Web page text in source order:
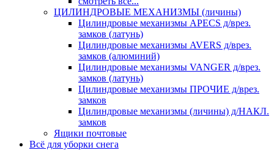
ЦИЛИНДРОВЫЕ МЕХАНИЗМЫ (личины)
Цилиндровые механизмы APECS д/врез.
замков (латунь)
Цилиндровые механизмы AVERS д/врез.
замков (алюминий)
Цилиндровые механизмы VANGER д/врез.
замков (латунь)
Цилиндровые механизмы ПРОЧИЕ д/врез.
замков
Цилиндровые механизмы (личины) д/НАКЛ.
замков
Ящики почтовые
Всё для уборки снега